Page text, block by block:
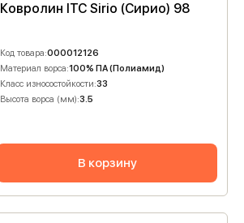
Ковролин ITC Sirio (Сирио) 98
Код товара:000012126
Материал ворса:100% ПА (Полиамид)
Класс износостойкости:33
Высота ворса (мм):3.5
В корзину